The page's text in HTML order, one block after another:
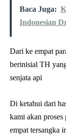
Baca Juga:
Indonesian
Dari ke empat
berinisial TH
senjata api
Di ketahui dari
kami akan
empat tersangka